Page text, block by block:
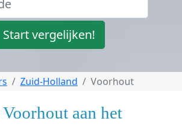
Start vergelijken!
Zuid-Holland Voorhout
aan het